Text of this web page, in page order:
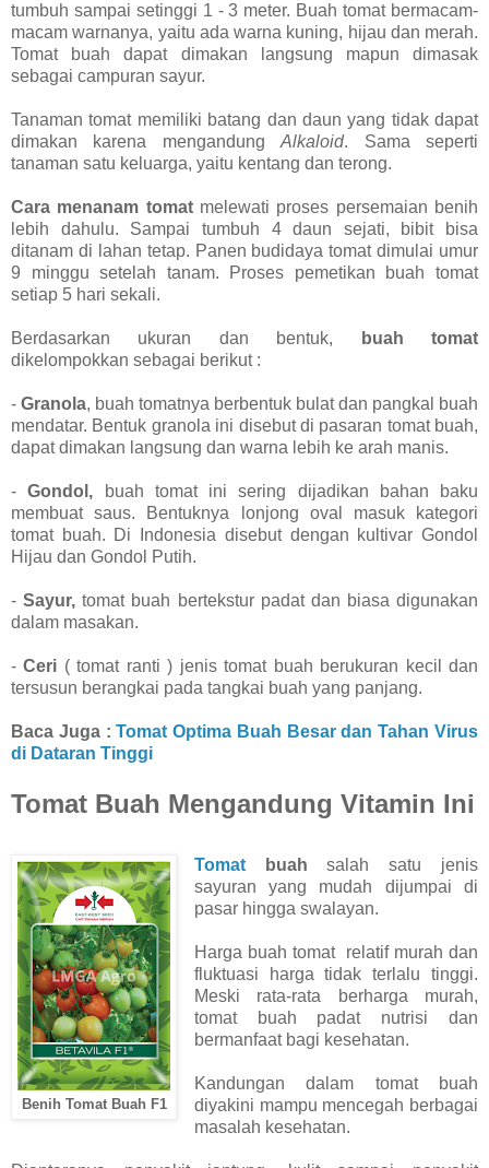
tumbuh sampai setinggi 1 - 3 meter. Buah tomat bermacam-
macam warnanya, yaitu ada warna kuning, hijau dan merah.
Tomat buah dapat dimakan langsung mapun dimasak
sebagai campuran sayur.
Tanaman tomat memiliki batang dan daun yang tidak dapat
dimakan karena mengandungAlkaloid. Sama seperti
tanaman satu keluarga, yaitu kentang dan terong.
Cara menanam tomatmelewati proses persemaian benih
lebih dahulu. Sampai tumbuh 4 daun sejati, bibit bisa
ditanam di lahan tetap. Panen budidaya tomat dimulai umur
9 minggu setelah tanam. Proses pemetikan buah tomat
setiap 5 hari sekali.
Berdasarkan ukuran dan bentuk,
buah tomat
dikelompokkan sebagai berikut :
- Granola, buah tomatnya berbentuk bulat dan pangkal buah
mendatar. Bentuk granola ini disebut di pasaran tomat buah,
dapat dimakan langsung dan warna lebih ke arah manis.
- Gondol, buah tomat ini sering dijadikan bahan baku
membuat saus. Bentuknya lonjong oval masuk kategori
tomat buah. Di Indonesia disebut dengan kultivar Gondol
Hijau dan Gondol Putih.
-Sayur, tomat buah bertekstur padat dan biasa digunakan
dalam masakan.
-Ceri ( tomat ranti ) jenis tomat buah berukuran kecil dan
tersusun berangkai pada tangkai buah yang panjang.
Baca Juga :Tomat Optima Buah Besar dan Tahan Virus
di Dataran Tinggi
Tomat Buah Mengandung Vitamin Ini
Benih Tomat Buah F1
Tomat buah salah satu jenis
sayuran yang mudah dijumpai di
pasar hingga swalayan.
Harga buah tomat relatif murah dan
fluktuasi harga tidak terlalu tinggi.
Meski rata-rata berharga murah,
tomat buah padat nutrisi dan
bermanfaat bagi kesehatan.
Kandungan dalam tomat buah
diyakini mampu mencegah berbagai
masalah kesehatan.